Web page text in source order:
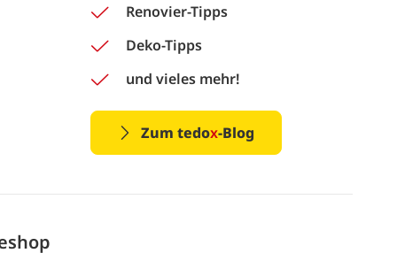
Renovier-Tipps
Deko-Tipps
und vieles mehr!
Zum tedox-Blog